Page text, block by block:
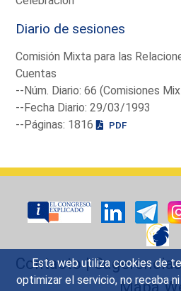
Esta web utiliza cookies de
optimizar el servicio, no recaba
Diario de sesiones
Comisión Mixta para las
Cuentas
--Núm. Diario: 66 (Comisiones
--Fecha Diario: 29/03/1993
--Páginas: 1816
PDF
Contacto|
Mapa